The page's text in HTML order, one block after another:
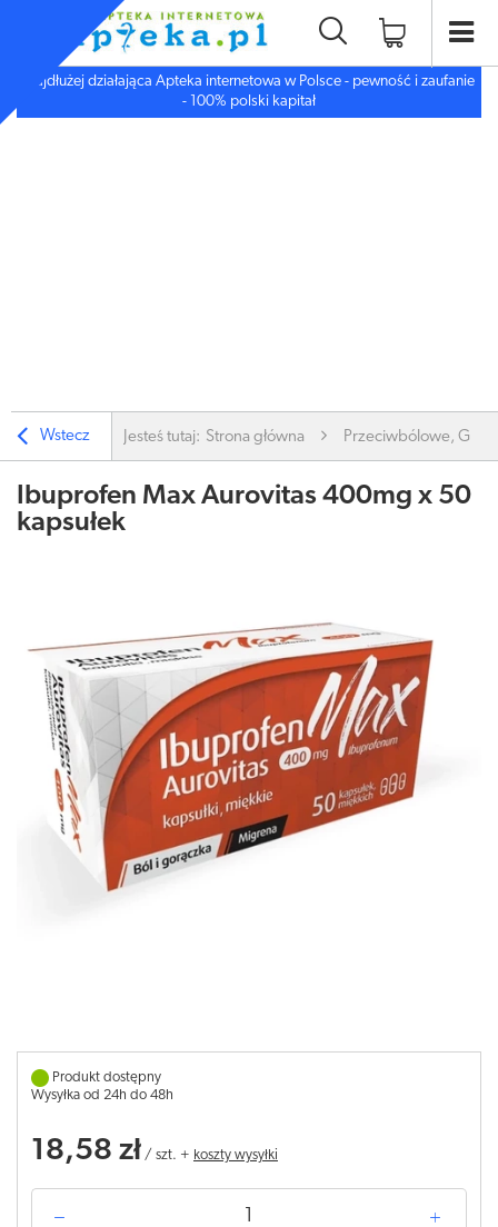
Najdłużej działająca Apteka internetowa w Polsce - pewność i zaufanie
- 100% polski kapitał
Wstecz Jesteś tutaj: Strona główna Przeciwbólowe,
Ibuprofen Max Aurovitas 400mg x 50
kapsułek
Produkt dostępny
Wysyłka od 24h do 48h
18,58 zł / szt. + koszty wysyłki